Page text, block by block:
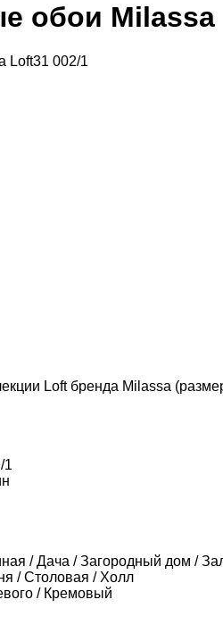
обои Milassa
Loft бренда Milassa
1
/ Дача / Загородный дом /
/ Столовая / Холл
/ Кремовый